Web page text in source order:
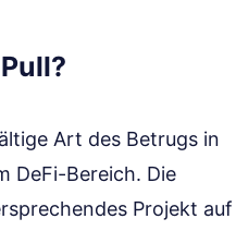
Art des Betrugs in
DeFi-Bereich. Die
Projekt auf